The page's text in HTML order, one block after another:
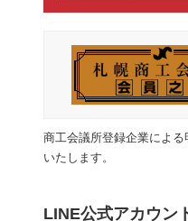
商工会議所登録企業によ
いたします。
LINE公式アカウン